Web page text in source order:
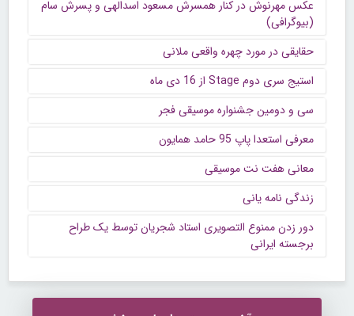
عکس مهرنوش در کنار همسرش مسعود اسدالهی و پسرش سام
(بیوگرافی)
حقایقی در مورد چهره واقعی ملانی
استیج سری دوم Stage از 16 دی ماه
سی و دومین جشنواره موسیقی فجر
معرفی استعدا پاپ 95 حامد همایون
معانی هفت نت موسیقی
زندگی نامه یانی
دور زدن ممنوع التصویری استاد شجریان توسط یک طراح
برجسته ایرانی